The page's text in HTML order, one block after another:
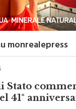
monrealepress
Stato
41°